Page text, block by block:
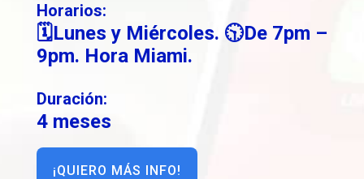
Horarios:
🗓Lunes y Miércoles. 🕥De 7pm –
9pm. Hora Miami.
Duración:
4 meses
¡QUIERO MÁS INFO!